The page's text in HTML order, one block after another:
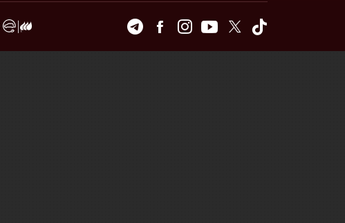
TelegramFacebookInstagramYoutubeTwitter